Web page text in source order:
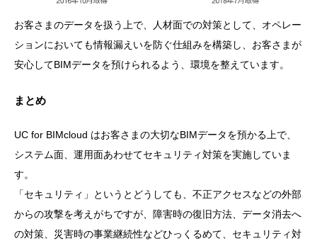
お客さまのデータを扱う上で、人材面での対策として、オペレー
ションにおいても情報漏えいを防ぐ仕組みを構築し、お客さまが
安心してBIMデータを預けられるよう、環境を整えています。
まとめ
UC for BIMcloud はお客さまの大切なBIMデータを預かる上で、
システム面、運用面あわせてセキュリティ対策を実施していま
す。
「セキュリティ」というとどうしても、不正アクセスなどの外部
からの攻撃を考えがちですが、障害時の復旧方法、データ消去へ
の対策、災害時の事業継続性などひっくるめて、セキュリティ対